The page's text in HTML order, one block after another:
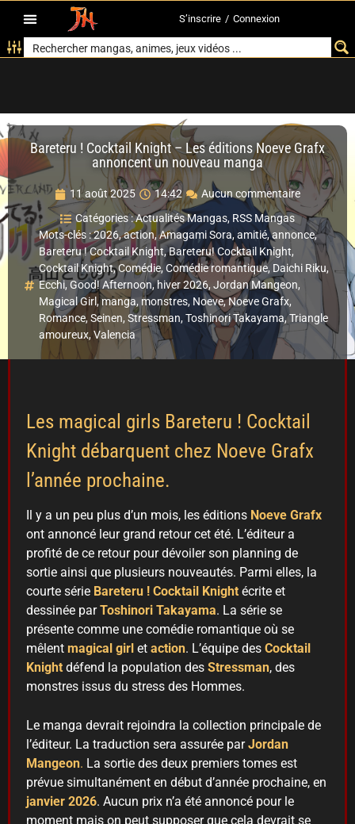
S’inscrire / Connexion
Bareteru ! Cocktail Knight – Les éditions Noeve Grafx
annoncent un nouveau manga
11 août 2025 14:42
Aucun commentaire
Catégories :Actualités Mangas, RSS Mangas
Mots-clés :2026,action,Amagami Sora, amitié,annonce,
Bareteru ! Cocktail Knight,Bareteru! Cocktail Knight,
Cocktail Knight,Comédie,Comédie romantique, Daichi Riku,
Ecchi, Good! Afternoon,hiver 2026,Jordan Mangeon,
Magical Girl ,manga, monstres, Noeve,Noeve Grafx,
Romance,Seinen, Stressman,Toshinori Takayama,Triangle
amoureux, Valencia
Les magical girls Bareteru ! Cocktail
Knight débarquent chez Noeve Grafx
l’année prochaine.
Il y a un peu plus d’un mois, les éditions Noeve Grafx
ont annoncé leur grand retour cet été. L’éditeur a
profité de ce retour pour dévoiler son planning de
sortie ainsi que plusieurs nouveautés. Parmi elles, la
courte série Bareteru ! Cocktail Knight écrite et
dessinée parToshinori Takayama. La série se
présente comme une comédie romantique où se
mêlent magical girl et action. L’équipe des Cocktail
Knight défend la population des Stressman, des
monstres issus du stress des Hommes.
Le manga devrait rejoindra la collection principale de
l’éditeur. La traduction sera assurée parJordan
Mangeon. La sortie des deux premiers tomes est
prévue simultanément en début d’année prochaine, en
janvier 2026. Aucun prix n’a été annoncé pour le
moment mais on peut supposer que cela devrait se